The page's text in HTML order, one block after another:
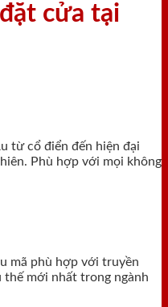
đặt cửa tại
từ cổ điển đến hiện đại
Phù hợp với mọi không
mã phù hợp với truyền
thế mới nhất trong ngành